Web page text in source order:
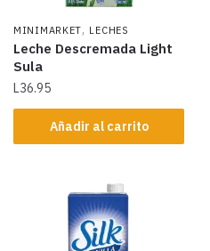
MINIMARKET, LECHES
Leche Descremada Light
Sula
L36.95
Añadir al carrito